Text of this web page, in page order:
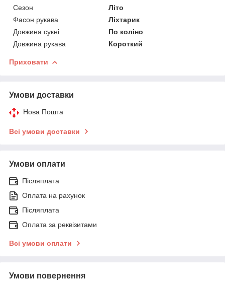
Сезон
Літо
Фасон рукава
Ліхтарик
Довжина сукні
По коліно
Довжина рукава
Короткий
Приховати
Умови доставки
Нова Пошта
Всі умови доставки
Умови оплати
Післяплата
Оплата на рахунок
Післяплата
Оплата за реквізитами
Всі умови оплати
Умови повернення